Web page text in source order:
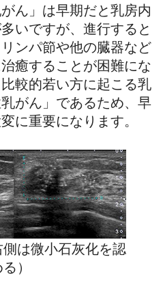
ん」は早期だと乳房内
いですが、進行すると
ンパ節や他の臓器など
癒することが困難にな
較的若い方に起こる乳
がん」であるため、早
に重要になります。
は微小石灰化を認
）